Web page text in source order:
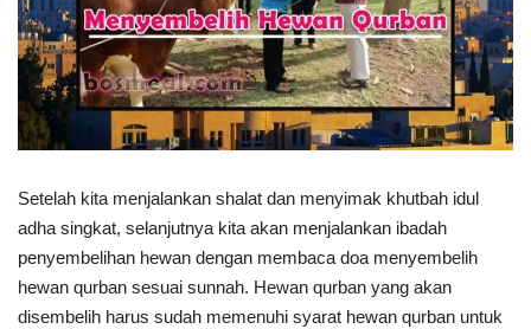
Setelah kita menjalankan shalat dan menyimak khutbah idul
adha singkat, selanjutnya kita akan menjalankan ibadah
penyembelihan hewan dengan membaca doa menyembelih
hewan qurban sesuai sunnah. Hewan qurban yang akan
disembelih harus sudah memenuhi syarat hewan qurban untuk